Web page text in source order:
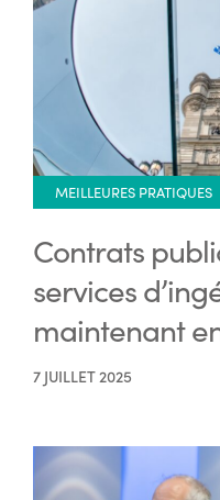
MEILLEURES PRATIQUES
Contrats
services
maintenant
7 JUILLET 2025